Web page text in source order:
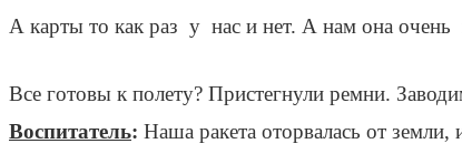
А карты то как раз у нас и нет. А нам она очень
Все готовы к полету? Пристегнули ремни.
Воспитатель: Наша ракета оторвалась от земли,